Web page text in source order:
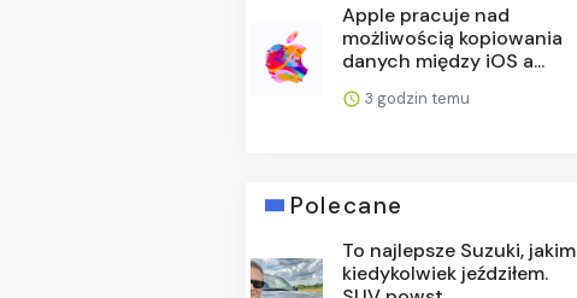
Apple pracuje nad
możliwością kopiowania
danych między iOS a...
3 godzin temu
Polecane
To najlepsze Suzuki, jakim
kiedykolwiek jeździłem.